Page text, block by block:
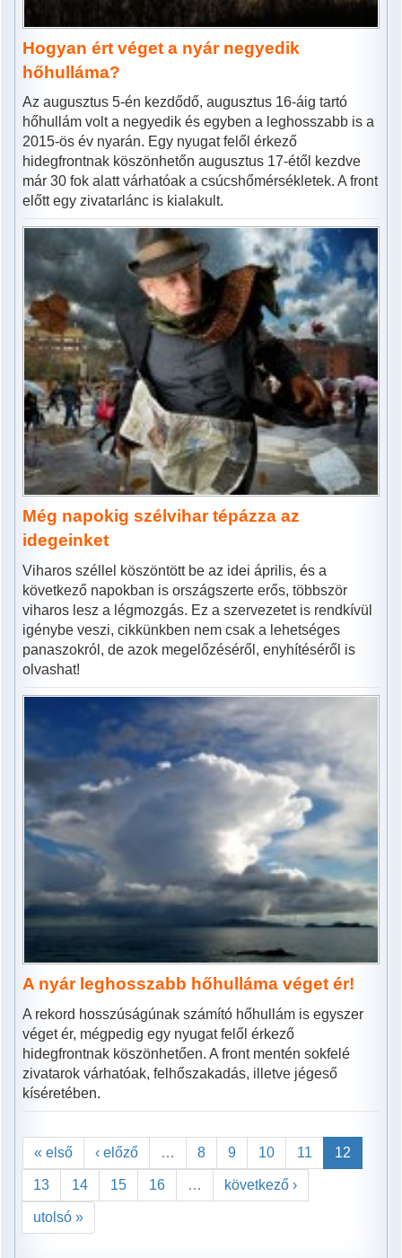
Hogyan ért véget a nyár negyedik
hőhulláma?
Az augusztus 5-én kezdődő, augusztus 16-áig tartó
hőhullám volt a negyedik és egyben a leghosszabb is a
2015-ös év nyarán. Egy nyugat felől érkező
hidegfrontnak köszönhetőn augusztus 17-étől kezdve
már 30 fok alatt várhatóak a csúcshőmérsékletek. A front
előtt egy zivatarlánc is kialakult.
Még napokig szélvihar tépázza az
idegeinket
Viharos széllel köszöntött be az idei április, és a
következő napokban is országszerte erős, többször
viharos lesz a légmozgás. Ez a szervezetet is rendkívül
igénybe veszi, cikkünkben nem csak a lehetséges
panaszokról, de azok megelőzéséről, enyhítéséről is
olvashat!
A nyár leghosszabb hőhulláma véget ér!
A rekord hosszúságúnak számító hőhullám is egyszer
véget ér, mégpedig egy nyugat felől érkező
hidegfrontnak köszönhetően. A front mentén sokfelé
zivatarok várhatóak, felhőszakadás, illetve jégeső
kíséretében.
« első ‹ előző … 8 9 10 11 12
13 14 15 16 … következő ›
utolsó »